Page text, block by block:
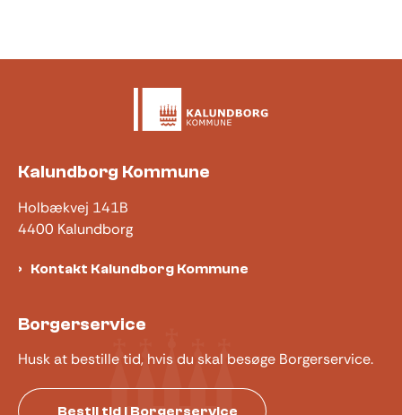
Kalundborg Kommune
Holbækvej 141B
4400 Kalundborg
Kontakt Kalundborg Kommune
Borgerservice
Husk at bestille tid, hvis du skal besøge Borgerservice.
Bestil tid i Borgerservice